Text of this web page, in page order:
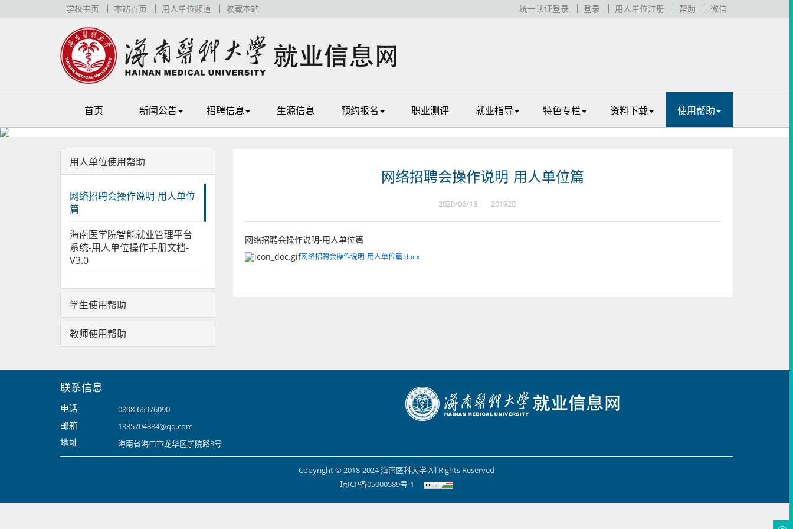
学校主页 本站首页 用人单位频道 收藏本站 统一认证登录 登录 用人单位注册 帮助 微信
首页 新闻公告 招聘信息 生源信息 预约报名 职业测评 就业指导 特色专栏 资料下载 使用帮助
用人单位使用帮助
网络招聘会操作说明-用人单位
篇
海南医学院智能就业管理平台
系统-用人单位操作手册文档-
V3.0
学生使用帮助
教师使用帮助
网络招聘会操作说明-用人单位篇
2020/06/16 201928
网络招聘会操作说明-用人单位篇
网络招聘会操作说明-用人单位篇.docx
联系信息
电话 0898-66976090
邮箱 1335704884@qq.com
地址 海南省海口市龙华区学院路3号
Copyright © 2018-2024 海南医科大学 All Rights Reserved
琼ICP备05000589号-1